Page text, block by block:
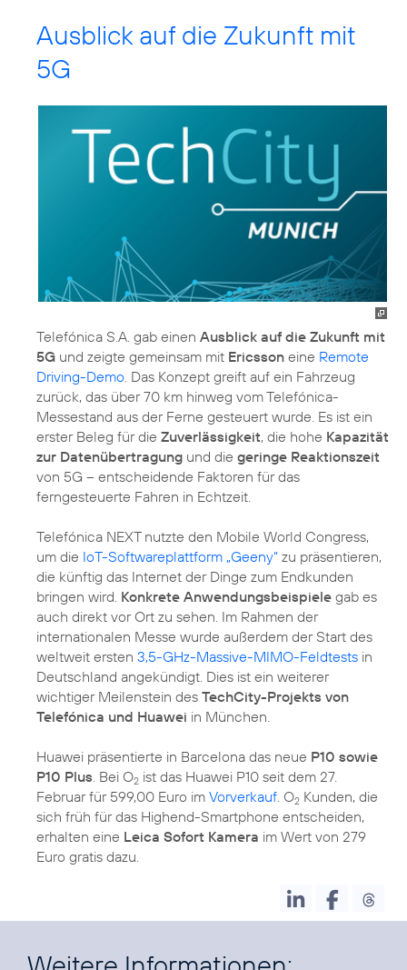
Ausblick auf die Zukunft mit
5G
Telefónica S.A. gab einen Ausblick auf die Zukunft mit
5G und zeigte gemeinsam mit Ericsson eine Remote
Driving-Demo . Das Konzept greift auf ein Fahrzeug
zurück, das über 70 km hinweg vom Telefónica-
Messestand aus der Ferne gesteuert wurde. Es ist ein
erster Beleg für die Zuverlässigkeit, die hohe Kapazität
zur Datenübertragung und die geringe Reaktionszeit
von 5G – entscheidende Faktoren für das
ferngesteuerte Fahren in Echtzeit.
Telefónica NEXT nutzte den Mobile World Congress,
um die IoT-Softwareplattform „Geeny“ zu präsentieren,
die künftig das Internet der Dinge zum Endkunden
bringen wird. Konkrete Anwendungsbeispiele gab es
auch direkt vor Ort zu sehen. Im Rahmen der
internationalen Messe wurde außerdem der Start des
weltweit ersten 3,5-GHz-Massive-MIMO-Feldtests in
Deutschland angekündigt. Dies ist ein weiterer
wichtiger Meilenstein des TechCity-Projekts von
Telefónica und Huawei in München.
Huawei präsentierte in Barcelona das neue P10 sowie
P10 Plus . Bei O2 ist das Huawei P10 seit dem 27.
Februar für 599,00 Euro im Vorverkauf . O2 Kunden, die
sich früh für das Highend-Smartphone entscheiden,
erhalten eine Leica Sofort Kamera im Wert von 279
Euro gratis dazu.